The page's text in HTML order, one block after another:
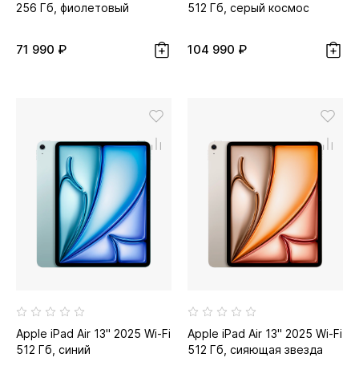
256 Гб, фиолетовый
71 990 ₽
512 Гб, серый космос
104 990 ₽
Apple iPad Air 13" 2025 Wi-Fi
512 Гб, синий
Apple iPad Air 13" 2025 Wi-Fi
512 Гб, сияющая звезда